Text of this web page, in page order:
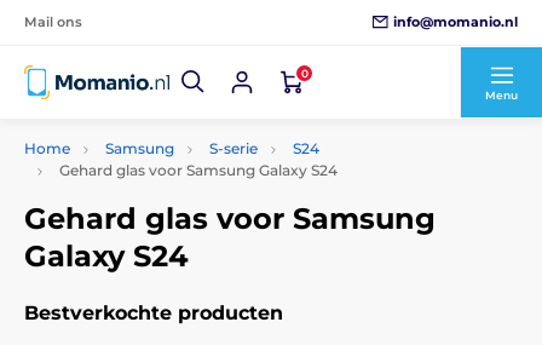
Mail ons info@momanio.nl
0
Menu
Home Samsung S-serie
S24
Gehard glas voor Samsung Galaxy S24
Gehard glas voor Samsung
Galaxy S24
Bestverkochte producten